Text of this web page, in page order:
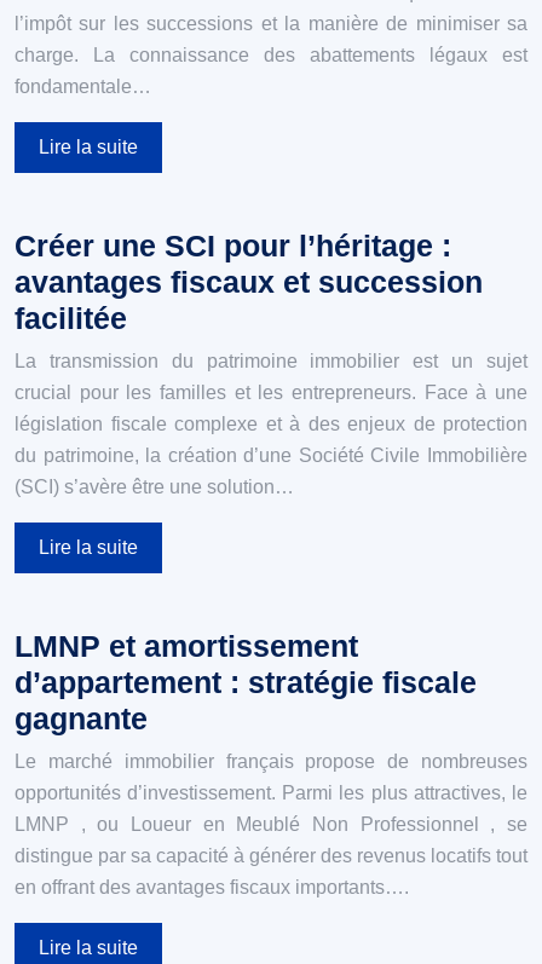
l’impôt sur les successions et la manière de minimiser sa
charge. La connaissance des abattements légaux est
fondamentale…
Lire la suite
Créer une SCI pour l’héritage :
avantages fiscaux et succession
facilitée
La transmission du patrimoine immobilier est un sujet
crucial pour les familles et les entrepreneurs. Face à une
législation fiscale complexe et à des enjeux de protection
du patrimoine, la création d’une Société Civile Immobilière
(SCI) s’avère être une solution…
Lire la suite
LMNP et amortissement
d’appartement : stratégie fiscale
gagnante
Le marché immobilier français propose de nombreuses
opportunités d’investissement. Parmi les plus attractives, le
LMNP , ou Loueur en Meublé Non Professionnel , se
distingue par sa capacité à générer des revenus locatifs tout
en offrant des avantages fiscaux importants….
Lire la suite